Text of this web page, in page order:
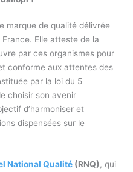
marque de qualité délivrée
Elle atteste de la
par ces organismes pour
conforme aux attentes des
par la loi du 5
choisir son avenir
d’harmoniser et
dispensées sur le
National Qualité (RNQ), qui